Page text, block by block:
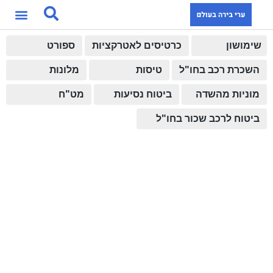
שימושון כרטיסים לאטרקציות ספורט
השכרת רכב בחו"ל טיסות מלונות
מוניות מהשדה ביטוח נסיעות מט"ח
ביטוח לרכב שכור בחו"ל